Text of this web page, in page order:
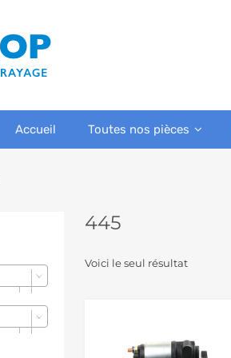
Accueil Toutes nos pièces
445
Voici le seul résultat